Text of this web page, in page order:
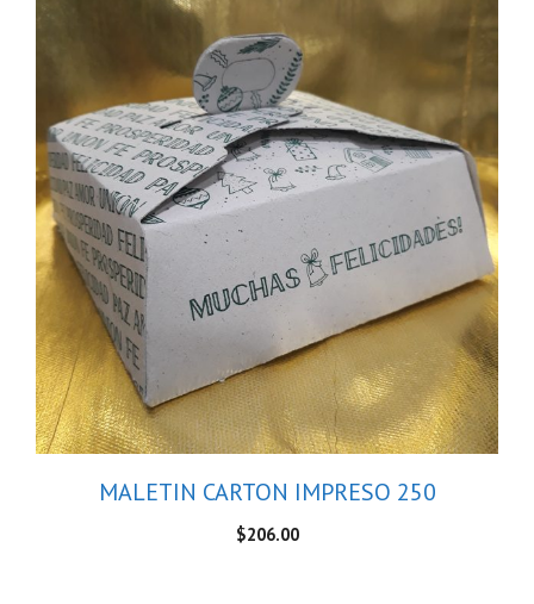
MALETIN CARTON IMPRESO 250
$206.00